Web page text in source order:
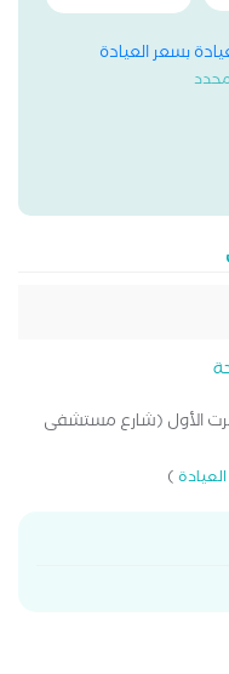
بسعر العيادة
الأول (شارع مستشفى
)